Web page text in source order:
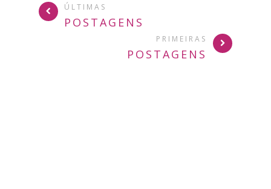
ÚLTIMAS
POSTAGENS
PRIMEIRAS
POSTAGENS